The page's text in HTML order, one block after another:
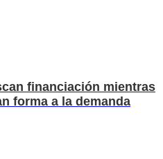
financiación mientras
forma a la demanda